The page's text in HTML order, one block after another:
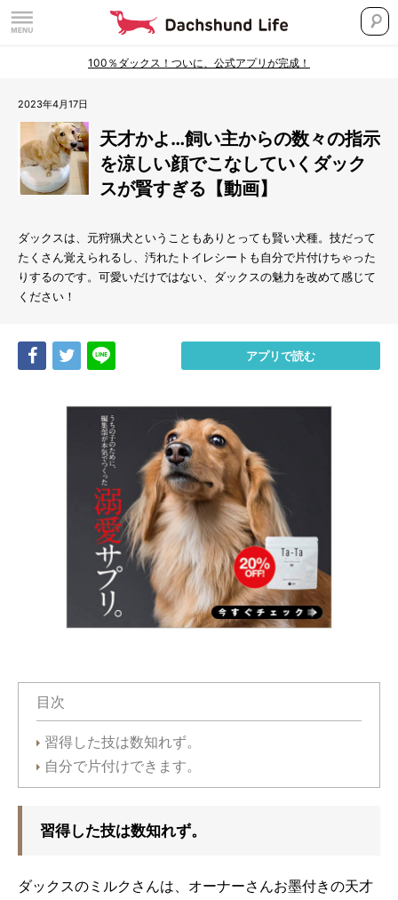
100％ダックス！ついに、公式アプリが完成！
2023年4月17日
天才かよ…飼い主からの数々の指示
を涼しい顔でこなしていくダック
スが賢すぎる【動画】
ダックスは、元狩猟犬ということもありとっても賢い犬種。技だって
たくさん覚えられるし、汚れたトイレシートも自分で片付けちゃった
りするのです。可愛いだけではない、ダックスの魅力を改めて感じて
ください！
Share Tweet アプリで読む
目次
習得した技は数知れず。
自分で片付けできます。
習得した技は数知れず。
ダックスのミルクさんは、オーナーさんお墨付きの天才